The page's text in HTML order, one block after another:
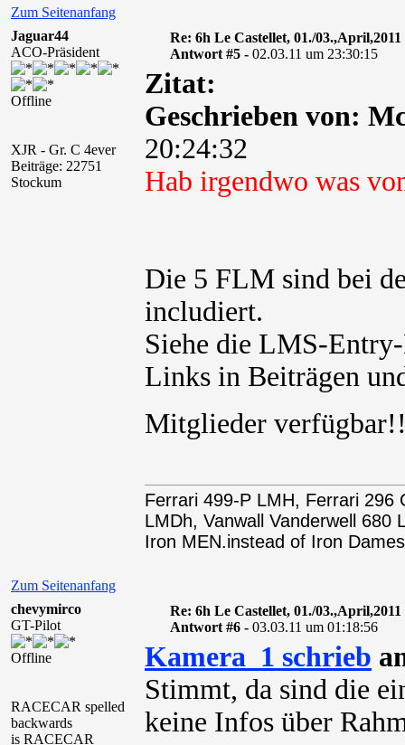
Zum Seitenanfang
Jaguar44
ACO-Präsident
Offline
XJR - Gr. C 4ever
Beiträge: 22751
Stockum
Re: 6h Le Castellet, 01./03.,April,2011
Antwort #5 - 02.03.11 um 23:30:15
Zitat:
Geschrieben von:
20:24:32
Hab irgendwo was
Die 5 FLM sind bei
includiert.
Siehe die LMS-
Links in Beiträgen
Mitglieder
Zum Seitenanfang
Ferrari 499-P LMH, Ferrari 296
LMDh, Vanwall Vanderwell
Iron MEN.instead of Iron
chevymirco
GT-Pilot
Offline
RACECAR spelled
backwards
is RACECAR
Re: 6h Le Castellet, 01./03.,April,2011
Antwort #6 - 03.03.11 um 01:18:56
Kamera_1 schrieb
Stimmt, da sind die
keine Infos über